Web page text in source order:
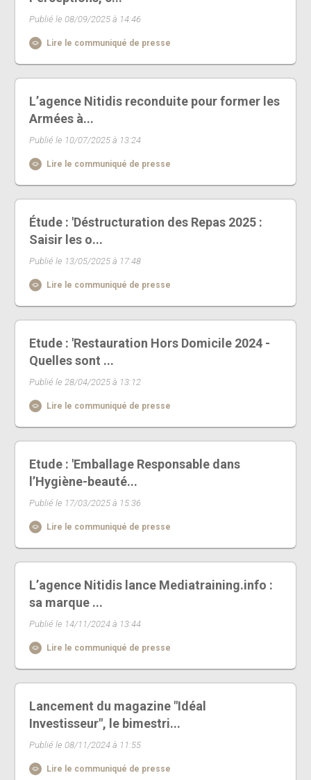
Publié le 08/09/2025 à 14:46
Lire le communiqué de presse
L’agence Nitidis reconduite pour former les
Armées à...
Publié le 10/07/2025 à 13:24
Lire le communiqué de presse
Étude : 'Déstructuration des Repas 2025 :
Saisir les o...
Publié le 13/05/2025 à 17:48
Lire le communiqué de presse
Etude : 'Restauration Hors Domicile 2024 -
Quelles sont ...
Publié le 28/04/2025 à 13:12
Lire le communiqué de presse
Etude : 'Emballage Responsable dans
l’Hygiène-beauté...
Publié le 17/03/2025 à 15:36
Lire le communiqué de presse
L’agence Nitidis lance Mediatraining.info :
sa marque ...
Publié le 14/11/2024 à 13:44
Lire le communiqué de presse
Lancement du magazine "Idéal
Investisseur", le bimestri...
Publié le 08/11/2024 à 11:55
Lire le communiqué de presse